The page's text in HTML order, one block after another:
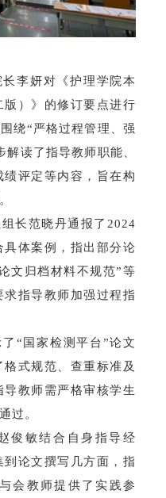
李妍对《护理学院本
）》的修订要点进行
绕“严格过程管理、强
读了指导教师职能、
评定等内容，旨在构
长范晓丹通报了 2024
体案例，指出部分论
文归档材料不规范”等
指导教师加强过程指
“国家检测平台”论文
格式规范、查重标准及
教师需严格审核学生
过。
俊敏结合自身指导经
论文撰写几方面，指
会教师提供了实践参